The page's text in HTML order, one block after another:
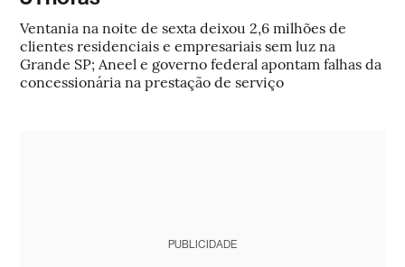
Ventania na noite de sexta deixou 2,6 milhões de
clientes residenciais e empresariais sem luz na
Grande SP; Aneel e governo federal apontam falhas da
concessionária na prestação de serviço
PUBLICIDADE